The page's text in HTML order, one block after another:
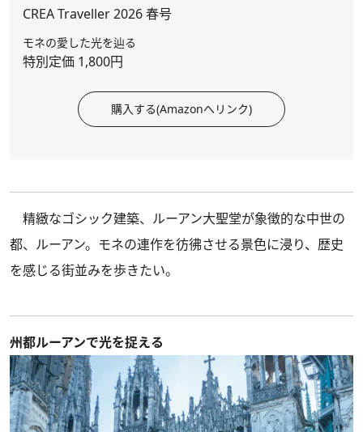
CREA Traveller 2026 春号
モネの愛した光を辿る
特別定価 1,800円
購入する(Amazonへリンク)
精緻なゴシック建築、ルーアン大聖堂が象徴的な中世の
都、ルーアン。モネの連作を彷彿させる景色に浸り、歴史
を感じる街並みを歩きたい。
州都ルーアンで光を捉える